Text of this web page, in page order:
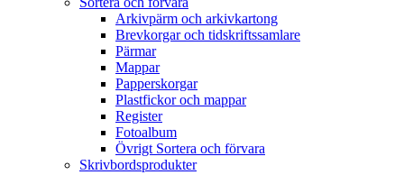
Arkivpärm och arkivkartong
Brevkorgar och tidskriftssamlare
Pärmar
Mappar
Papperskorgar
Plastfickor och mappar
Register
Fotoalbum
Övrigt Sortera och förvara
Skrivbordsprodukter